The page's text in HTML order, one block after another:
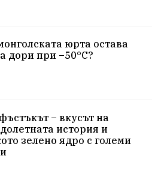
Свобода природа
Култура народ ВМЗ
юрта остава
дори при –50°C?
– вкусът на
история и
зелено ядро с големи